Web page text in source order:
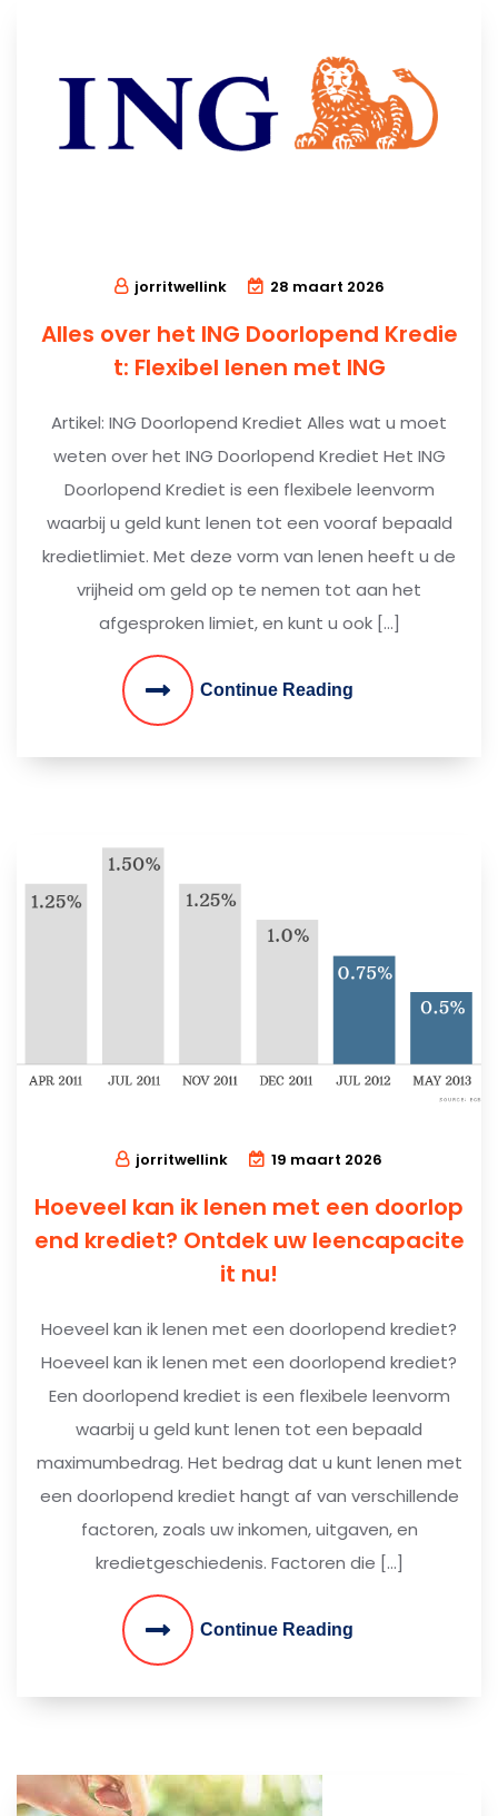
jorritwellink 28 maart 2026
Alles over het ING Doorlopend Kredie
t: Flexibel lenen met ING
Artikel: ING Doorlopend Krediet Alles wat u moet
weten over het ING Doorlopend Krediet Het ING
Doorlopend Krediet is een flexibele leenvorm
waarbij u geld kunt lenen tot een vooraf bepaald
kredietlimiet. Met deze vorm van lenen heeft u de
vrijheid om geld op te nemen tot aan het
afgesproken limiet, en kunt u ook […]
Continue Reading
jorritwellink 19 maart 2026
Hoeveel kan ik lenen met een doorlop
end krediet? Ontdek uw leencapacite
it nu!
Hoeveel kan ik lenen met een doorlopend krediet?
Hoeveel kan ik lenen met een doorlopend krediet?
Een doorlopend krediet is een flexibele leenvorm
waarbij u geld kunt lenen tot een bepaald
maximumbedrag. Het bedrag dat u kunt lenen met
een doorlopend krediet hangt af van verschillende
factoren, zoals uw inkomen, uitgaven, en
kredietgeschiedenis. Factoren die […]
Continue Reading